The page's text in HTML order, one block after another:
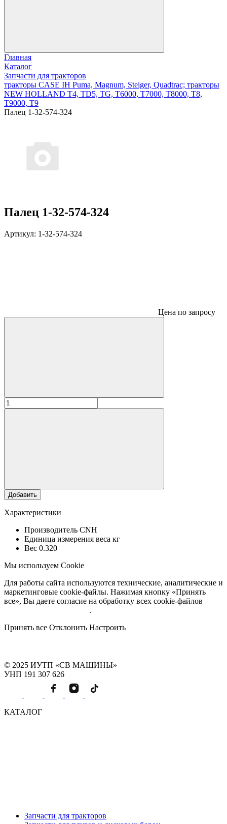
Главная
Каталог
Запчасти для тракторов
тракторы CASE IH Puma, Magnum, Steiger, Quadtrac; тракторы
NEW HOLLAND T4, TD5, TG, T6000, T7000, T8000, T8,
T9000, T9
Палец 1-32-574-324
Палец 1-32-574-324
Артикул: 1-32-574-324
Цена по запросу
Добавить
Характеристики
Производитель CNH
Единица измерения веса кг
Вес 0.320
Мы используем Cookie
Для работы сайта используются технические, аналитические и
маркетинговые cookie-файлы. Нажимая кнопку «Принять
все», Вы даете согласие на обработку всех cookie-файлов
.
Принять все Отклонить Настроить
© 2025 ИУТП «СВ МАШИНЫ»
УНП 191 307 626
КАТАЛОГ
Запчасти для тракторов